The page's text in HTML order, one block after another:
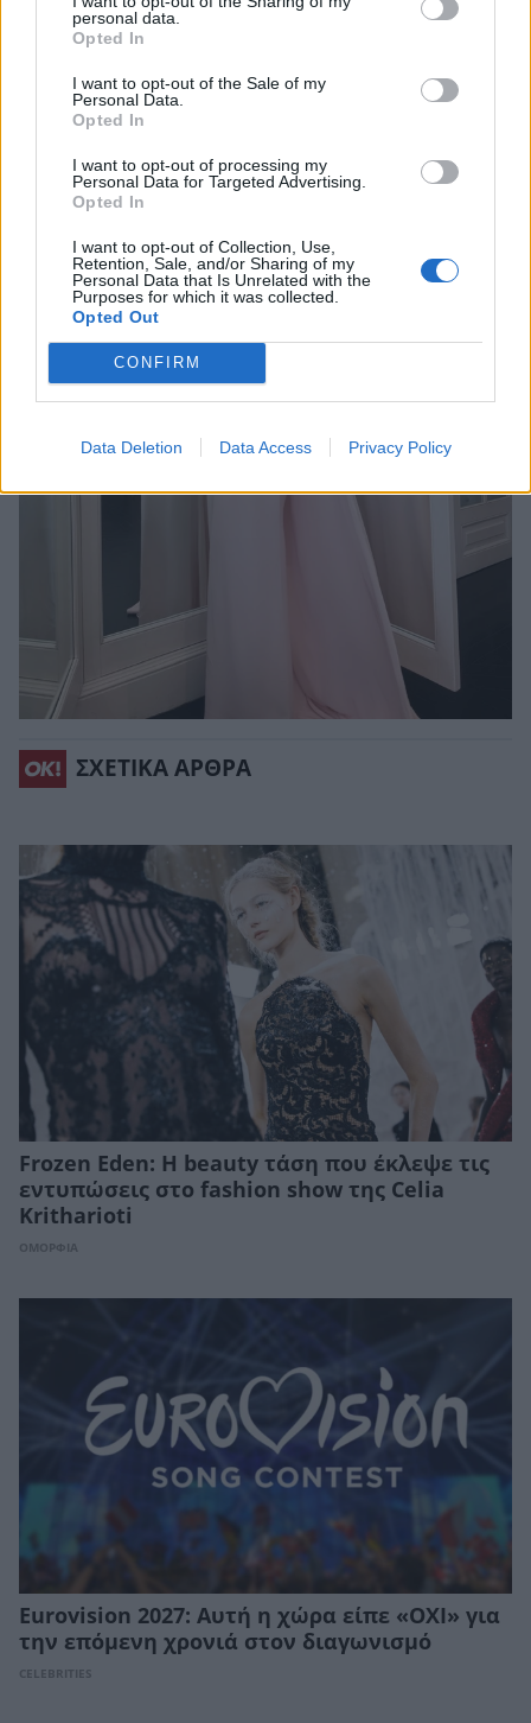
personal data.
Opted In
I want to opt-out of the Sale of my
Personal Data.
Opted In
I want to opt-out of processing my
Personal Data for Targeted Advertising.
Opted In
I want to opt-out of Collection, Use,
Retention, Sale, and/or Sharing of my
Personal Data that Is Unrelated with the
Purposes for which it was collected.
Opted Out
CONFIRM
Data Deletion Data Access Privacy Policy
ΣΧΕΤΙΚΑ ΑΡΘΡΑ
Frozen Eden: H beauty τάση που έκλεψε τις
εντυπώσεις στο fashion show της Celia
Kritharioti
ΟΜΟΡΦΙΑ
Eurovision 2027: Αυτή η χώρα είπε «ΟΧΙ» για
την επόμενη χρονιά στον διαγωνισμό
CELEBRITIES